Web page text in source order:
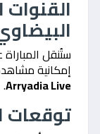
القنوات
ستُنقل
إمكانية
Arryadia Live
.
توقعات